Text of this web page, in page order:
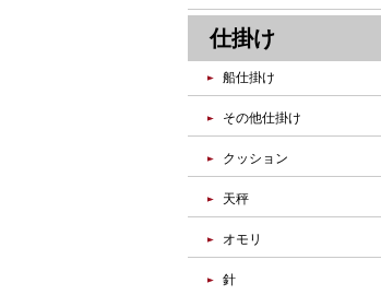
仕掛け
船仕掛け
その他仕掛け
クッション
天秤
オモリ
針